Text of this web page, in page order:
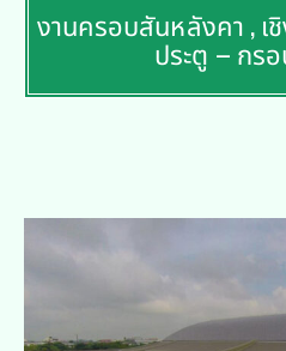
งานครอบสันหลังคา , เ
ประตู – กร